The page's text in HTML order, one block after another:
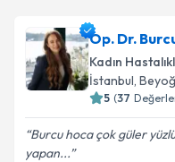
bilgilendireceğiz.
E-posta Adresiniz
Op. Dr.
Kadın
İstanbul,
5 (37
Burcu hoca çok güler
yapan...